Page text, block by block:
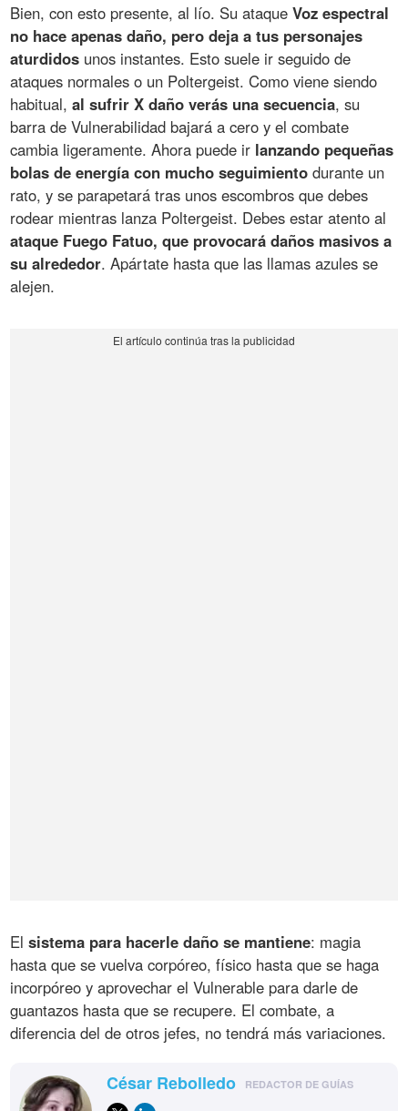
Bien, con esto presente, al lío. Su ataqueVoz espectral
no hace apenas daño, pero deja a tus personajes
aturdidos unos instantes. Esto suele ir seguido de
ataques normales o un Poltergeist. Como viene siendo
habitual,al sufrir X daño verás una secuencia, su
barra de Vulnerabilidad bajará a cero y el combate
cambia ligeramente. Ahora puede ir lanzando pequeñas
bolas de energía con mucho seguimiento durante un
rato, y se parapetará tras unos escombros que debes
rodear mientras lanza Poltergeist. Debes estar atento al
ataque Fuego Fatuo, que provocará daños masivos a
su alrededor. Apártate hasta que las llamas azules se
alejen.
Elsistema para hacerle daño se mantiene: magia
hasta que se vuelva corpóreo, físico hasta que se haga
incorpóreo y aprovechar el Vulnerable para darle de
guantazos hasta que se recupere. El combate, a
diferencia del de otros jefes, no tendrá más variaciones.
César Rebolledo REDACTOR DE GUÍAS